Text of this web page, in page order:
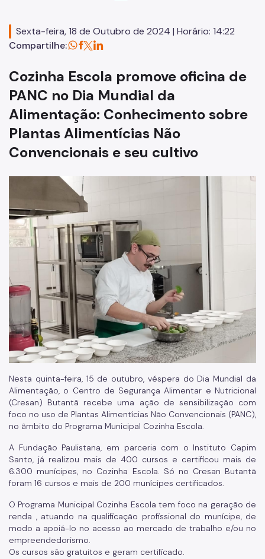
CFC Cidade Tiradentes
Sexta-feira, 18 de Outubro de 2024 | Horário: 14:22
Compartilhe:
Cozinha Escola promove oficina de
PANC no Dia Mundial da
Alimentação: Conhecimento sobre
Plantas Alimentícias Não
Convencionais e seu cultivo
Nesta quinta-feira, 15 de outubro, véspera do Dia Mundial da
Alimentação, o Centro de Segurança Alimentar e Nutricional
(Cresan) Butantã recebe uma ação de sensibilização com
foco no uso de Plantas Alimentícias Não Convencionais (PANC),
no âmbito do Programa Municipal Cozinha Escola.
A Fundação Paulistana, em parceria com o Instituto Capim
Santo, já realizou mais de 400 cursos e certificou mais de
6.300 munícipes, no Cozinha Escola. Só no Cresan Butantã
foram 16 cursos e mais de 200 munícipes certificados.
O Programa Municipal Cozinha Escola tem foco na geração de
renda , atuando na qualificação profissional do munícipe, de
modo a apoiá-lo no acesso ao mercado de trabalho e/ou no
empreendedorismo.
Os cursos são gratuitos e geram certificado.